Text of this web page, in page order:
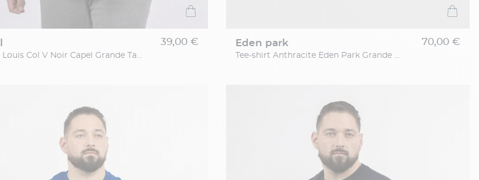
T-shirt Louis Col V Noir Capel Grande Taille
39,00 € eden park
Tee-shirt Anthracite Eden Park Grande Taille
70,00 €